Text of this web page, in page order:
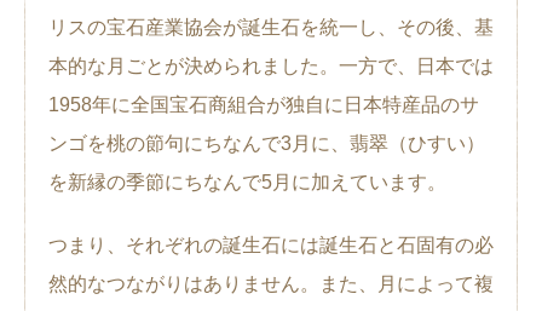
リスの宝石産業協会が誕生石を統一し、その後、基
本的な月ごとが決められました。一方で、日本では
1958年に全国宝石商組合が独自に日本特産品のサ
ンゴを桃の節句にちなんで3月に、翡翠（ひすい）
を新縁の季節にちなんで5月に加えています。
つまり、それぞれの誕生石には誕生石と石固有の必
然的なつながりはありません。また、月によって複